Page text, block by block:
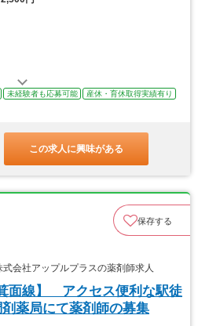
未経験者も応募可能
産休・育休取得実績有り
この求人に興味がある
保存する
会社アップルプラスの薬剤師求人
面線】 アクセス便利な駅徒
薬局にて薬剤師の募集